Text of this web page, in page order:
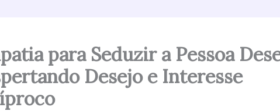
para Seduzir a Pessoa
Desejo e Interesse